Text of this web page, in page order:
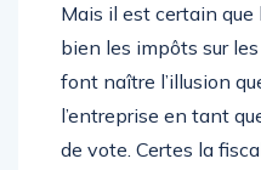
Mais il est certain
bien les impôts sur
font naître l’illusion
l’entreprise en tant
de vote. Certes la